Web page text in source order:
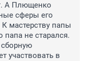
А Плющенко
сферы его
мастерству папы
папа не старался.
участвовать в